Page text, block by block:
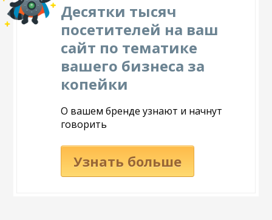
Десятки тысяч
посетителей на ваш
сайт по тематике
вашего бизнеса за
копейки
О вашем бренде узнают и начнут
говорить
Узнать больше